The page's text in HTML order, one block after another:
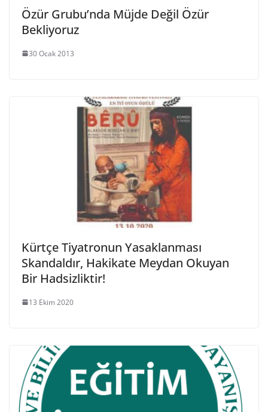
Özür Grubu’nda Müjde Değil Özür
Bekliyoruz
30 Ocak 2013
Kürtçe Tiyatronun Yasaklanması
Skandaldır, Hakikate Meydan Okuyan
Bir Hadsizliktir!
13 Ekim 2020